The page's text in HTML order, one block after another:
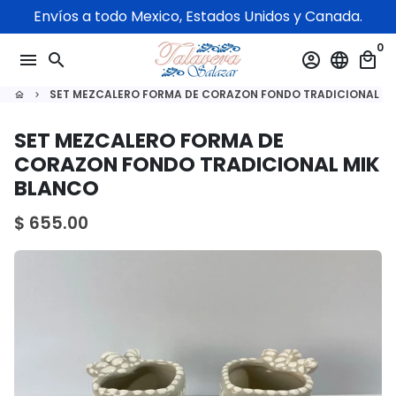
directamente
contenido
Envíos a todo Mexico, Estados Unidos y Canada.
menu search account_circle language local_mall
0
home keyboard_arrow_right SET MEZCALERO FORMA DE CORAZON FONDO TRADICIONAL
SET MEZCALERO FORMA DE
CORAZON FONDO TRADICIONAL MIK
BLANCO
$ 655.00